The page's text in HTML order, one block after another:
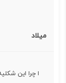
میلاد
ا چرا این